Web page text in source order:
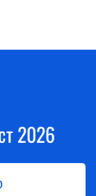
2026